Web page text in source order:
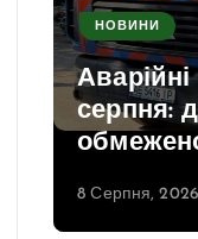
НОВИНИ
серпня:
8 Серпня, 2026